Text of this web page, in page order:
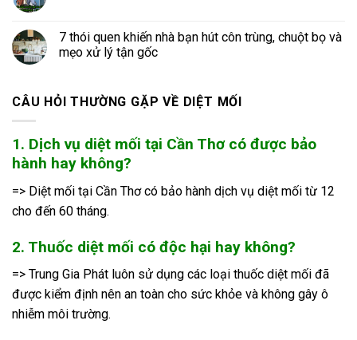
7 thói quen khiến nhà bạn hút côn trùng, chuột bọ và
mẹo xử lý tận gốc
CÂU HỎI THƯỜNG GẶP VỀ DIỆT MỐI
1. Dịch vụ diệt mối tại Cần Thơ có được bảo
hành hay không?
=> Diệt mối tại Cần Thơ có bảo hành dịch vụ diệt mối từ 12
cho đến 60 tháng.
2. Thuốc diệt mối có độc hại hay không?
=> Trung Gia Phát luôn sử dụng các loại thuốc diệt mối đã
được kiểm định nên an toàn cho sức khỏe và không gây ô
nhiễm môi trường.